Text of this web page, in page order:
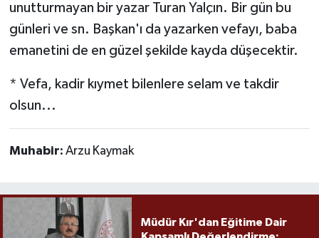
unutturmayan bir yazar Turan Yalçın. Bir gün bu
günleri ve sn. Başkan'ı da yazarken vefayı, baba
emanetini de en güzel şekilde kayda düşecektir.
* Vefa, kadir kıymet bilenlere selam ve takdir
olsun...
Muhabir: Arzu Kaymak
Müdür Kır'dan Eğitime Dair